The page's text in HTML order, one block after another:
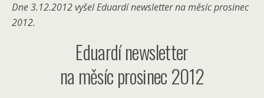
Dne 3.12.2012 vyšel Eduardí newsletter na měsíc prosinec
2012.
Eduardí newsletter
na měsíc prosinec 2012